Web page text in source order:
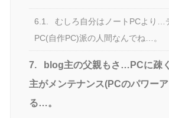
6.1.
むしろ自分はノートPCより…
PC(自作PC)派の人間なんでね…。
7.
blog主の父親もさ…PCに疎
主がメンテナンス(PCのパワー
る…。